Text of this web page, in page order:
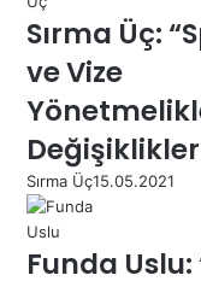
Sırma Üç:
ve Vize
Sırma Üç15.05.2021
Funda Uslu: